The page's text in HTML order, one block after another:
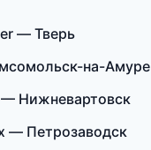
— Тверь
на-Амуре
Нижневартовск
— Петрозаводск